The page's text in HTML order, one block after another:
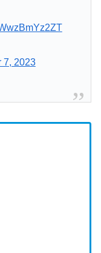
7, 2023